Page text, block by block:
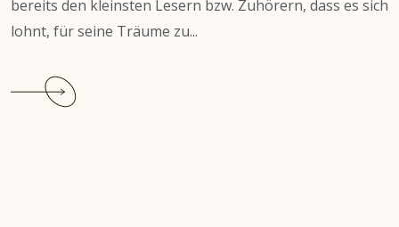
bereits den kleinsten Lesern bzw. Zuhörern, dass es sich
lohnt, für seine Träume zu...